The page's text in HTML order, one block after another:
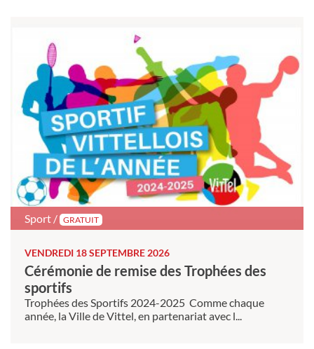
Sport / GRATUIT
VENDREDI 18 SEPTEMBRE 2026
Cérémonie de remise des Trophées des
sportifs
Trophées des Sportifs 2024-2025 Comme chaque
année, la Ville de Vittel, en partenariat avec l...